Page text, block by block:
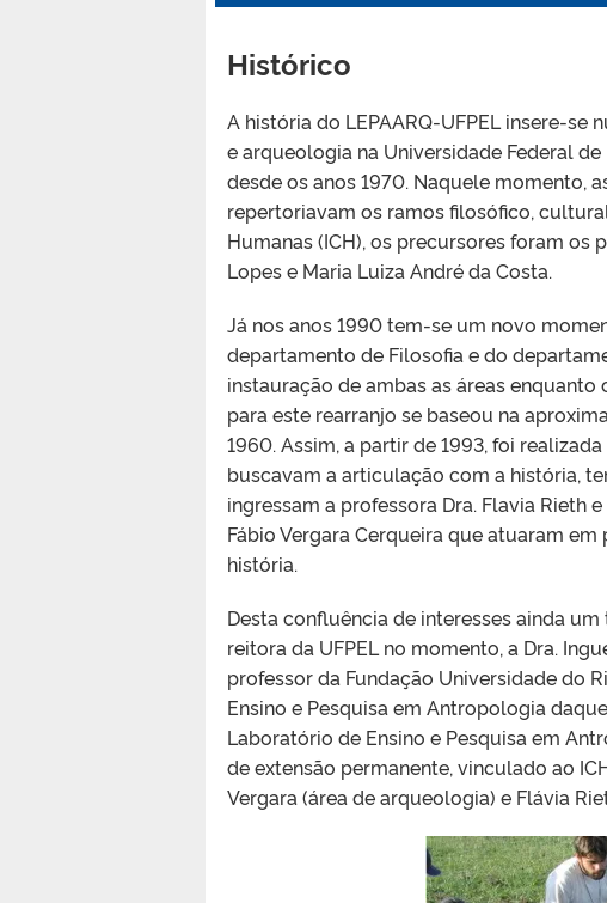
Histórico
A história do LEPAARQ-UFPEL insere-
e arqueologia na Universidade Federal
desde os anos 1970. Naquele momento,
repertoriavam os ramos filosófico,
Humanas (ICH), os precursores foram os
Lopes e Maria Luiza André da Costa.
Já nos anos 1990 tem-se um novo
departamento de Filosofia e do
instauração de ambas as áreas
para este rearranjo se baseou na
1960. Assim, a partir de 1993, foi
buscavam a articulação com a história,
ingressam a professora Dra. Flavia Rieth
Fábio Vergara Cerqueira que atuaram
história.
Desta confluência de interesses ainda
reitora da UFPEL no momento, a Dra.
professor da Fundação Universidade do
Ensino e Pesquisa em Antropologia
Laboratório de Ensino e Pesquisa em
de extensão permanente, vinculado ao
Vergara (área de arqueologia) e Flávia